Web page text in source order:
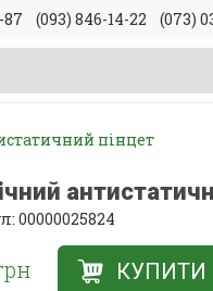
87 (093) 846-14-22 (073)
пінцет
00000025824
КУПИТИ